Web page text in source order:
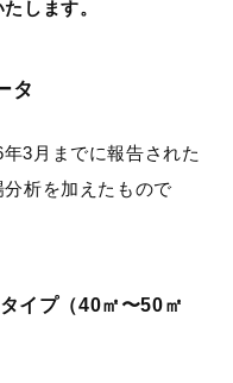
します。
タ
3月までに報告された
析を加えたもので
イプ（40㎡〜50㎡